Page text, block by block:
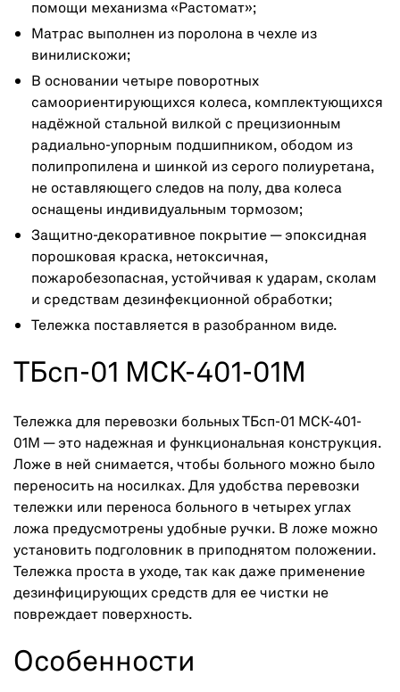
помощи механизма «Растомат»;
Матрас выполнен из поролона в чехле из
винилискожи;
В основании четыре поворотных
самоориентирующихся колеса, комплектующихся
надёжной стальной вилкой с прецизионным
радиально-упорным подшипником, ободом из
полипропилена и шинкой из серого полиуретана,
не оставляющего следов на полу, два колеса
оснащены индивидуальным тормозом;
Защитно-декоративное покрытие — эпоксидная
порошковая краска, нетоксичная,
пожаробезопасная, устойчивая к ударам, сколам
и средствам дезинфекционной обработки;
Тележка поставляется в разобранном виде.
ТБсп-01 МСК-401-01М
Тележка для перевозки больных ТБсп-01 МСК-401-
01М — это надежная и функциональная конструкция.
Ложе в ней снимается, чтобы больного можно было
переносить на носилках. Для удобства перевозки
тележки или переноса больного в четырех углах
ложа предусмотрены удобные ручки. В ложе можно
установить подголовник в приподнятом положении.
Тележка проста в уходе, так как даже применение
дезинфицирующих средств для ее чистки не
повреждает поверхность.
Особенности